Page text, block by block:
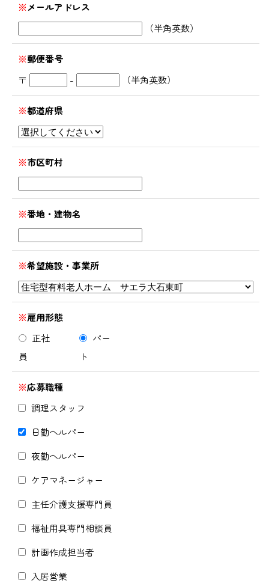
※メールアドレス
（半角英数）
※郵便番号
〒
- （半角英数）
※都道府県
※市区町村
※番地・建物名
※希望施設・事業所
※雇用形態
正社
員
パー
ト
※応募職種
調理スタッフ
日勤ヘルパー
夜勤ヘルパー
ケアマネージャー
主任介護支援専門員
福祉用具専門相談員
計画作成担当者
入居営業